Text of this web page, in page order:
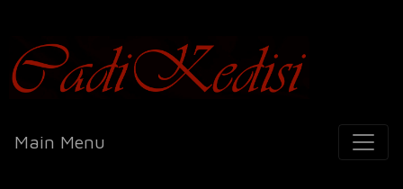
Main Menu